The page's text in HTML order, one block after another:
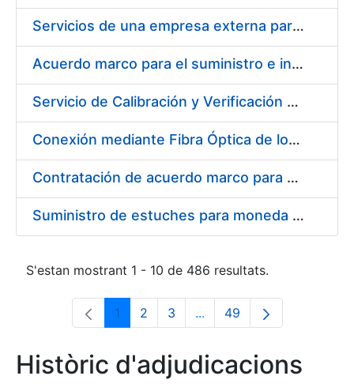
Servicios de una empresa externa para el asesoramiento y resolución de los recursos de alzada que se presentan relacionados con procesos de selección para la FNMT-RCM
Acuerdo marco para el suministro e instalación de persianas, estores y otros complementos
Servicio de Calibración y Verificación Externa de los Equipos de Medición del Servicio de Prevención de la FNMT-RCM
Conexión mediante Fibra Óptica de los Centros de Proceso de Datos (CPDs) de las sedes de la FNMT-RCM de Burgos y Madrid
Contratación de acuerdo marco para el Suministro de Material de Electricidad para la Fábrica Nacional de Moneda y Timbre-Real Casa de la Moneda en su centro de trabajo de Burgos
Suministro de estuches para moneda de 30 €
S'estan mostrant 1 - 10 de 486 resultats.
Pàgina
1 Pàgina
2 Pàgina
3 ...Pàgines intermèdies
Pàgina
49
Històric d'adjudicacions